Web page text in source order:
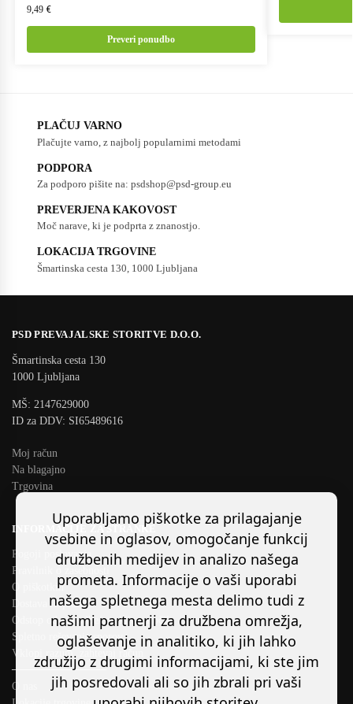
9,49 €
Preveri ponudbo
PLAČUJ VARNO
Plačujte varno, z najbolj popularnimi metodami
PODPORA
Za podporo pišite na: psdshop@psd-group.eu
PREVERJENA KAKOVOST
Moč narave, ki je podprta z znanostjo.
LOKACIJA TRGOVINE
Šmartinska cesta 130, 1000 Ljubljana
PSD PREVAJALSKE STORITVE D.O.O.
Šmartinska cesta 130
1000 Ljubljana
MŠ: 2147629000
ID za DDV: SI65489616
Moj račun
Na blagajno
Trgovina
INFORMACIJE ZA STRANKE
Pogoji poslovanja
Pravilnik o zasebnosti
O piškotkih
Dostava in plačilo
Odstop od pogodbe/ preklic naročila
Spletno reševanje sporov
Vklopi razum, zahtevaj račun
────────────
O nas
Uporabljamo piškotke za prilagajanje
vsebine in oglasov, omogočanje funkcij
družbenih medijev in analizo našega
prometa. Informacije o vaši uporabi
našega spletnega mesta delimo tudi z
našimi partnerji za družbena omrežja,
oglaševanje in analitiko, ki jih lahko
združijo z drugimi informacijami, ki ste jim
jih posredovali ali so jih zbrali pri vaši